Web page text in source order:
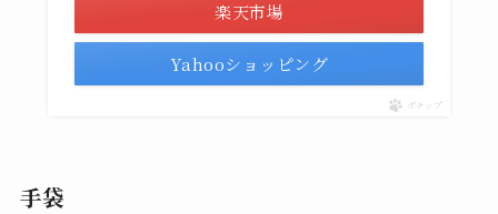
楽天市場
Yahooショッピング
ポチップ
手袋